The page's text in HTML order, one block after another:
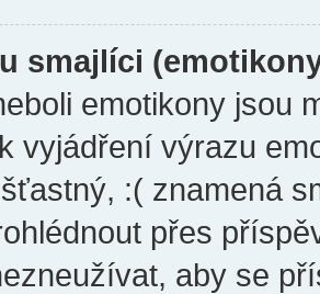
smajlíci
emotikony jsou
vyjádření výrazu
:( znamená
přes
aby se